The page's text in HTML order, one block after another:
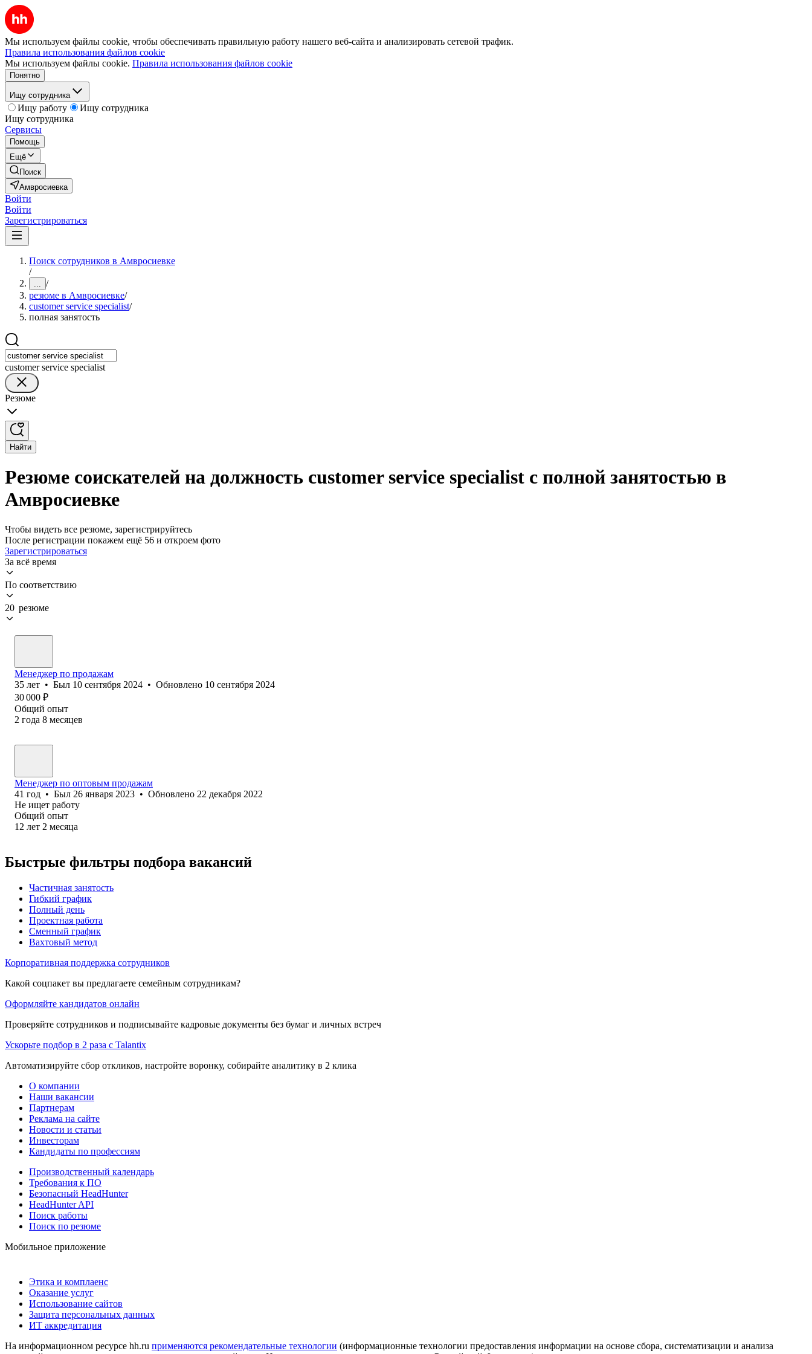
Мы используем файлы cookie, чтобы обеспечивать правильную работу нашего веб-сайта и анализировать сетевой трафик.
Правила использования файлов cookie
Мы используем файлы cookie. Правила использования файлов cookie
Понятно
Ищу сотрудника
Ищу работу
Ищу сотрудника
Ищу сотрудника
Сервисы
Помощь
Ещё
Поиск
Амвросиевка
Войти
Войти
Зарегистрироваться
Поиск сотрудников в Амвросиевке
/
... /
резюме в Амвросиевке/
customer service specialist/
полная занятость
customer service specialist
Резюме
Найти
Резюме соискателей на должность customer service specialist с полной занятостью в
Амвросиевке
Чтобы видеть все резюме, зарегистрируйтесь
После регистрации покажем ещё 56 и откроем фото
Зарегистрироваться
За всё время
По соответствию
20 резюме
Менеджер по продажам
35 лет • Был 10 сентября 2024 • Обновлено 10 сентября 2024
30 000 ₽
Общий опыт
2 года 8 месяцев
Менеджер по оптовым продажам
41 год • Был 26 января 2023 • Обновлено 22 декабря 2022
Не ищет работу
Общий опыт
12 лет 2 месяца
Быстрые фильтры подбора вакансий
Частичная занятость
Гибкий график
Полный день
Проектная работа
Сменный график
Вахтовый метод
Корпоративная поддержка сотрудников
Какой соцпакет вы предлагаете семейным сотрудникам?
Оформляйте кандидатов онлайн
Проверяйте сотрудников и подписывайте кадровые документы без бумаг и личных встреч
Ускорьте подбор в 2 раза с Talantix
Автоматизируйте сбор откликов, настройте воронку, собирайте аналитику в 2 клика
О компании
Наши вакансии
Партнерам
Реклама на сайте
Новости и статьи
Инвесторам
Кандидаты по профессиям
Производственный календарь
Требования к ПО
Безопасный HeadHunter
HeadHunter API
Поиск работы
Поиск по резюме
Мобильное приложение
Этика и комплаенс
Оказание услуг
Использование сайтов
Защита персональных данных
ИТ аккредитация
На информационном ресурсе hh.ru применяются рекомендательные технологии (информационные технологии предоставления информации на основе сбора, систематизации и анализа